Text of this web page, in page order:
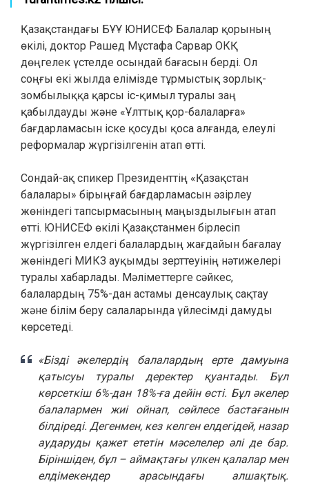
Қазақстандағы БҰҰ ЮНИСЕФ Балалар қорының
өкілі, доктор Рашед Мұстафа Сарвар ОКҚ
дөңгелек үстелде осындай бағасын берді. Ол
соңғы екі жылда елімізде тұрмыстық зорлық-
зомбылыққа қарсы іс-қимыл туралы заң
қабылдауды және «Ұлттық қор-балаларға»
бағдарламасын іске қосуды қоса алғанда, елеулі
реформалар жүргізілгенін атап өтті.
Сондай-ақ спикер Президенттің «Қазақстан
балалары» бірыңғай бағдарламасын әзірлеу
жөніндегі тапсырмасының маңыздылығын атап
өтті. ЮНИСЕФ өкілі Қазақстанмен бірлесіп
жүргізілген елдегі балалардың жағдайын бағалау
жөніндегі МИКЗ ауқымды зерттеуінің нәтижелері
туралы хабарлады. Мәліметтерге сәйкес,
балалардың 75%-дан астамы денсаулық сақтау
және білім беру салаларында үйлесімді дамуды
көрсетеді.
«Бізді әкелердің балалардың ерте дамуына
қатысуы туралы деректер қуантады. Бұл
көрсеткіш 6%-дан 18%-ға дейін өсті. Бұл әкелер
балалармен жиі ойнап, сөйлесе бастағанын
білдіреді. Дегенмен, кез келген елдегідей, назар
аударуды қажет ететін мәселелер әлі де бар.
Біріншіден, бұл – аймақтағы үлкен қалалар мен
елдімекендер арасындағы алшақтық.